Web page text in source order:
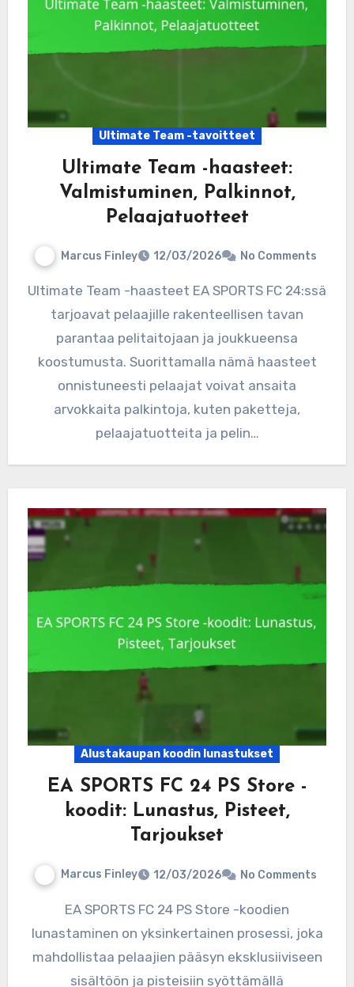
Ultimate Team -tavoitteet
Ultimate Team -haasteet:
Valmistuminen, Palkinnot,
Pelaajatuotteet
Marcus Finley 12/03/2026 No Comments
Ultimate Team -haasteet EA SPORTS FC 24:ssä
tarjoavat pelaajille rakenteellisen tavan
parantaa pelitaitojaan ja joukkueensa
koostumusta. Suorittamalla nämä haasteet
onnistuneesti pelaajat voivat ansaita
arvokkaita palkintoja, kuten paketteja,
pelaajatuotteita ja pelin…
Alustakaupan koodin lunastukset
EA SPORTS FC 24 PS Store -
koodit: Lunastus, Pisteet,
Tarjoukset
Marcus Finley 12/03/2026 No Comments
EA SPORTS FC 24 PS Store -koodien
lunastaminen on yksinkertainen prosessi, joka
mahdollistaa pelaajien pääsyn eksklusiiviseen
sisältöön ja pisteisiin syöttämällä